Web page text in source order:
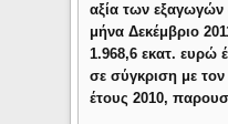
αξία των
μήνα Δεκέμβριο
1.968,6 εκατ. ευρώ
σε σύγκριση με τον
έτους 2010,